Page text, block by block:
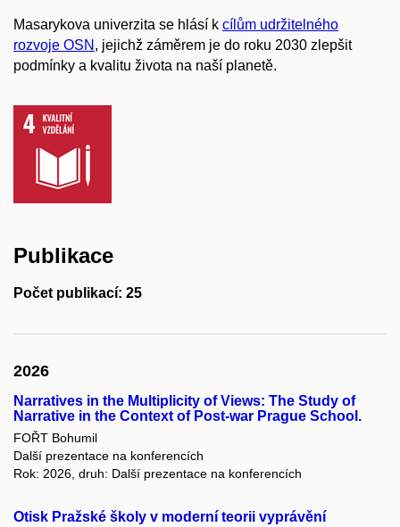
Masarykova univerzita se hlásí k cílům udržitelného
rozvoje OSN , jejichž záměrem je do roku 2030 zlepšit
podmínky a kvalitu života na naší planetě.
Publikace
Počet publikací: 25
2026
Narratives in the Multiplicity of Views: The Study of
Narrative in the Context of Post-war Prague School.
FOŘT Bohumil
Další prezentace na konferencích
Rok: 2026, druh: Další prezentace na konferencích
Otisk Pražské školy v moderní teorii vyprávění